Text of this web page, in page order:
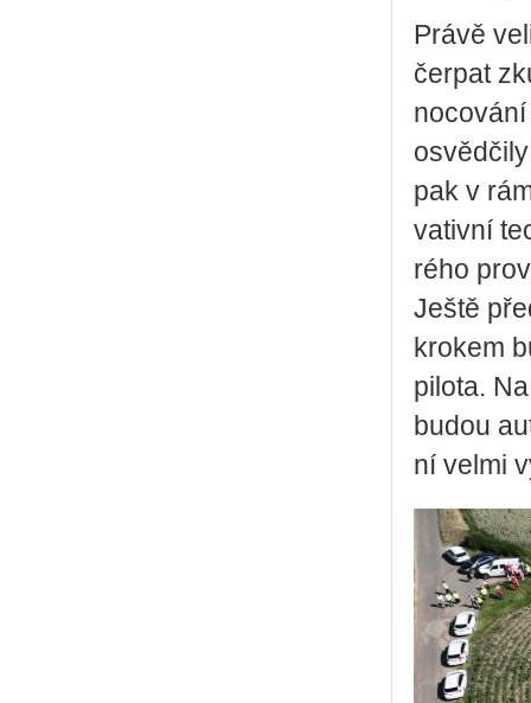
Právě
čer­pat
pak v
va­tiv­ní
ré­ho
Ještě
kro­kem
pi­lo­ta.
budou
ní velmi